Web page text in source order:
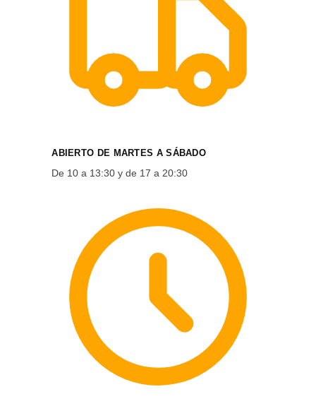
ABIERTO DE MARTES A SÁBADO
De 10 a 13:30 y de 17 a 20:30